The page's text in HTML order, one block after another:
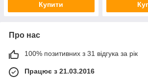
Купити
Про нас
100% позитивних з 31 відгука за рік
Працює з 21.03.2016